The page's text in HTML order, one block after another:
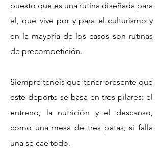
puesto que es una rutina diseñada para
el, que vive por y para el culturismo y
en la mayoría de los casos son rutinas
de precompetición.
Siempre tenéis que tener presente que
este deporte se basa en tres pilares: el
entreno, la nutrición y el descanso,
como una mesa de tres patas, si falla
una se cae todo.